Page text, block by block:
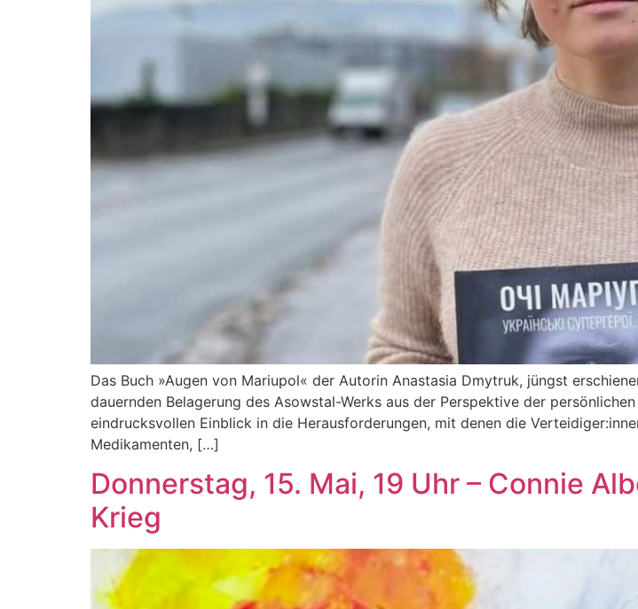
Das Buch »Augen von Mariupol« der Autorin Anastasia Dmytruk, jüngst
dauernden Belagerung des Asowstal-Werks aus der Perspektive der
eindrucksvollen Einblick in die Herausforderungen, mit denen die
Medikamenten, […]
Donnerstag, 15. Mai, 19 Uhr – Connie
Krieg